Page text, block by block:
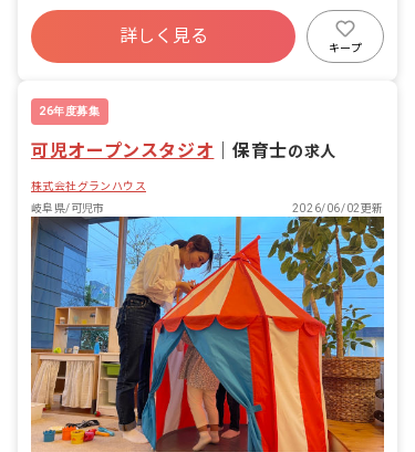
寮・住宅・家賃補助あり
社会保険完備
福利厚生充実
退職金制度
詳しく見る
キープ
26年度募集
可児オープンスタジオ ｜保育士の求人
株式会社グランハウス
岐阜県/可児市
2026/06/02更新